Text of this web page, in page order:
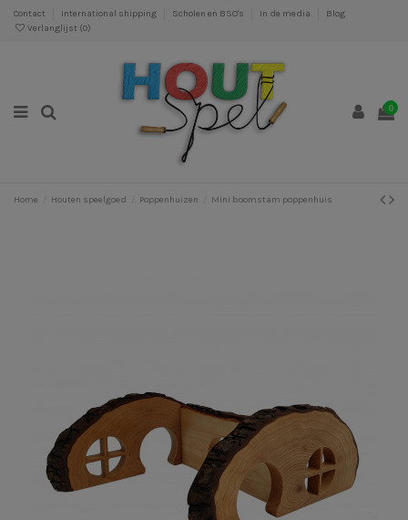
Contact International shipping Scholen en BSO's In de media
Blog
Verlanglijst (0)
0
Home Houten speelgoed Poppenhuizen Mini boomstam poppenhuis